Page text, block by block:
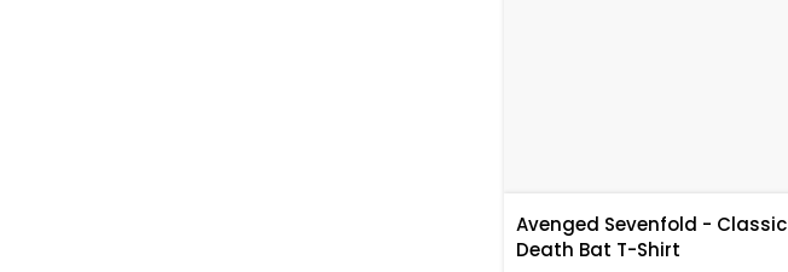
Avenged Sevenfold - Classic
Death Bat T-Shirt